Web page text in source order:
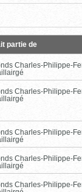
partie de
Charles-Philippe-
Charles-Philippe-
Charles-Philippe-
Charles-Philippe-
Charles-Philippe-